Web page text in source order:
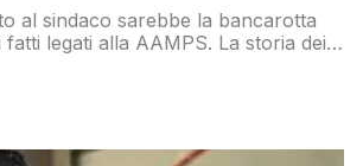
al sindaco sarebbe la bancarotta
legati alla AAMPS. La storia dei
possibile: le dimissioni